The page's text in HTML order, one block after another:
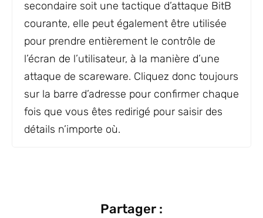
secondaire soit une tactique d’attaque BitB
courante, elle peut également être utilisée
pour prendre entièrement le contrôle de
l’écran de l’utilisateur, à la manière d’une
attaque de scareware. Cliquez donc toujours
sur la barre d’adresse pour confirmer chaque
fois que vous êtes redirigé pour saisir des
détails n’importe où.
Partager :